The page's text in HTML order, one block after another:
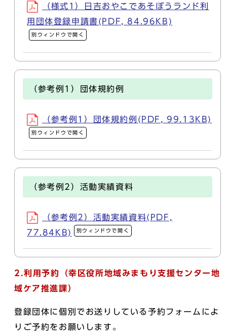
（様式1）日吉おやこであそぼうランド利
用団体登録申請書(PDF, 84.96KB)
別ウィンドウで開く
（参考例1）団体規約例
（参考例1）団体規約例(PDF, 99.13KB)
別ウィンドウで開く
（参考例2）活動実績資料
（参考例2）活動実績資料(PDF,
77.84KB)
別ウィンドウで開く
2.利用予約（幸区役所地域みまもり支援センター地
域ケア推進課）
登録団体に個別でお送りしている予約フォームによ
りご予約をお願いします。